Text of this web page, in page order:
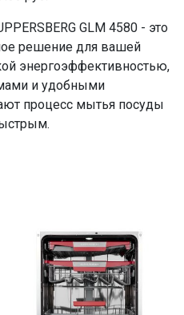
GLM 4580 - это
решение для вашей
энергоэффективностью,
и удобными
процесс мытья посуды